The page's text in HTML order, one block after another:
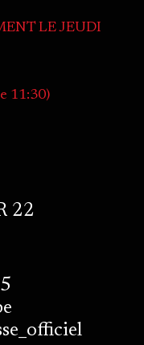
LE JEUDI
11:30)
22